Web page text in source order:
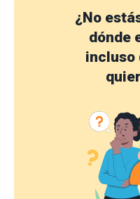
¿No
dónde
incluso